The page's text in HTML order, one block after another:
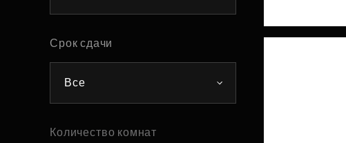
Рефинансирование
Срок сдачи
Все
Количество комнат